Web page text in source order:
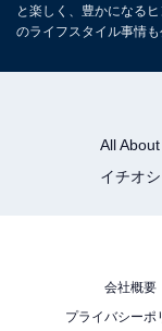
宿泊可否
と楽しく、豊かになる
のライフスタイル事情も
All About
イチオシ
会社概要
プライバシーポ